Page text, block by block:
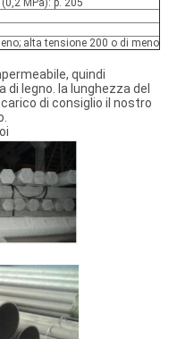
MPa): p. 205
alta tensione 200 o di meno
quindi
legno. la lunghezza del
di consiglio il nostro